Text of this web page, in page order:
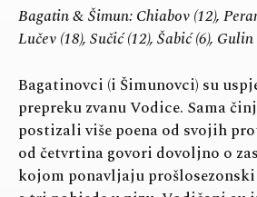
Bagatin & Šimun: Chiabov (12),
Lučev (18), Sučić (12), Šabić (6),
Bagatinovci (i Šimunovci) su
prepreku zvanu Vodice. Sama
postizali više poena od svojih
od četvrtina govori dovoljno o
kojom ponavljaju